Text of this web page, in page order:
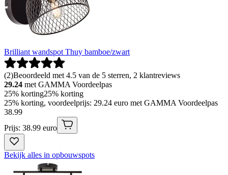
Brilliant wandspot Thuy bamboe/zwart
(2)Beoordeeld met 4.5 van de 5 sterren, 2 klantreviews
29.24 met GAMMA Voordeelpas
25% korting25% korting
25% korting, voordeelprijs: 29.24 euro met GAMMA Voordeelpas
38.99
Prijs: 38.99 euro
Bekijk alles in opbouwspots